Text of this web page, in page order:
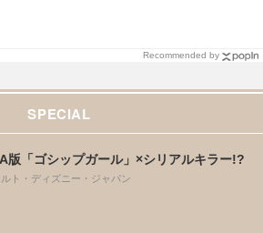
Recommended by
SPECIAL
版「ゴシップガール」×シリアルキラー!?
ト・ディズニー・ジャパン